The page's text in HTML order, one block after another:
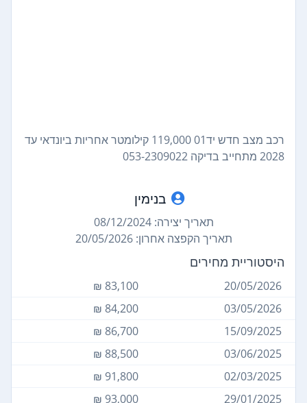
רכב מצב חדש יד01 119,000 קילומטר אחריות ביונדאי עד
2028 מתחייב בדיקה 053-2309022
בנימין
תאריך יצירה: 08/12/2024
תאריך הקפצה אחרון: 20/05/2026
היסטוריית מחירים
20/05/2026
83,100 ₪
03/05/2026
84,200 ₪
15/09/2025
86,700 ₪
03/06/2025
88,500 ₪
02/03/2025
91,800 ₪
29/01/2025
93,000 ₪